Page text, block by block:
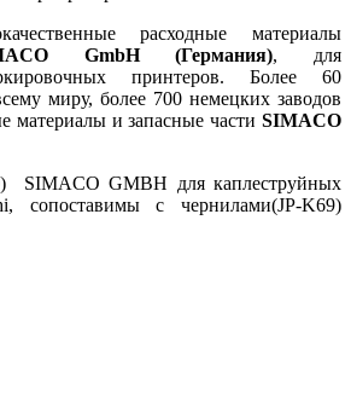
расходные материалы
GmbH (Германия), для
принтеров. Более 60
миру, более 700 немецких заводов
материалы и запасные части SIMACO
SIMACO GMBH для каплеструйных
сопоставимы с чернилами(JP-K69)